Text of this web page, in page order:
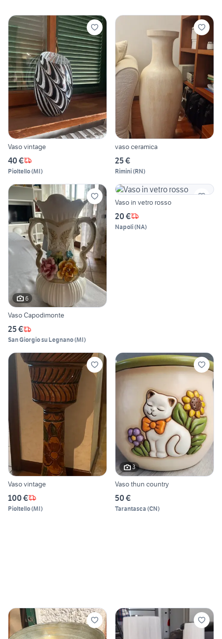
Vaso vintage
40 €
Pioltello(MI)
vaso ceramica
25 €
Rimini(RN)
6
Vaso Capodimonte
25 €
San Giorgio su Legnano(MI)
Vaso in vetro rosso
20 €
Napoli(NA)
Vaso vintage
100 €
Pioltello(MI)
3
Vaso thun country
50 €
Tarantasca (CN)